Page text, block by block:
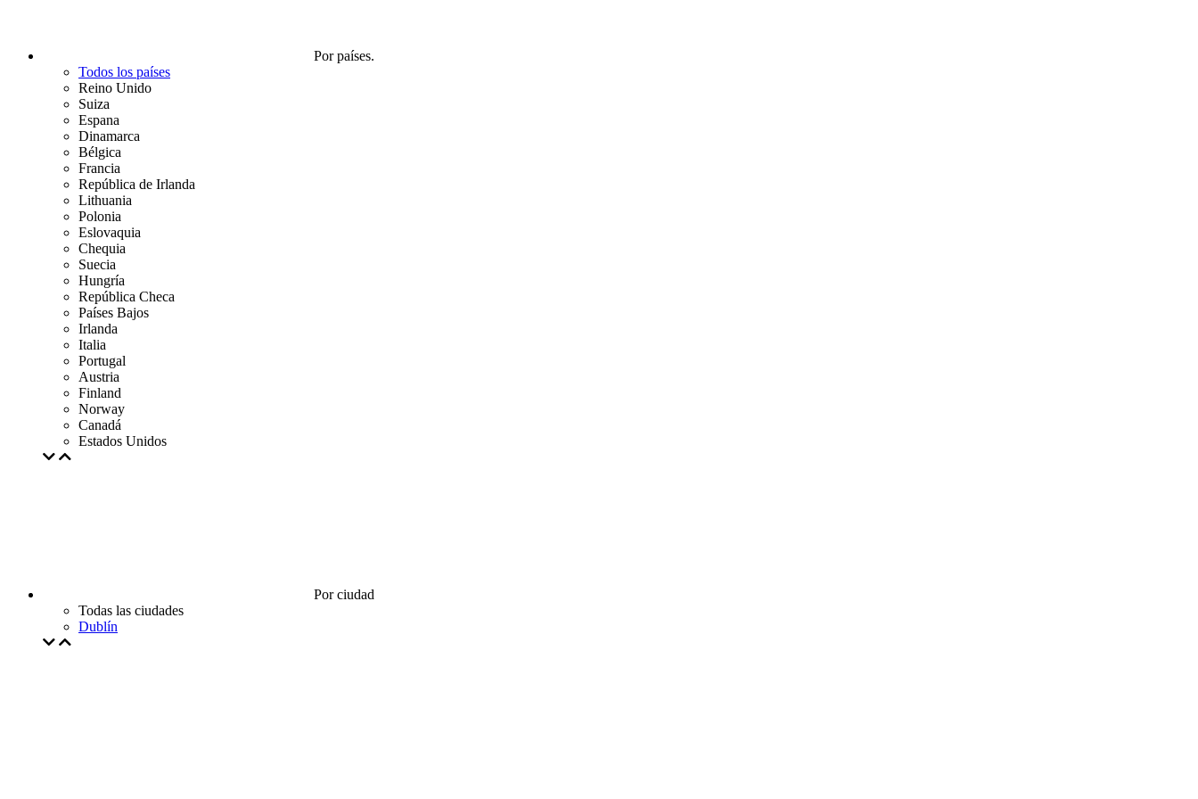
Por países.
Todos los países
Reino Unido
Suiza
Espana
Dinamarca
Bélgica
Francia
República de Irlanda
Lithuania
Polonia
Eslovaquia
Chequia
Suecia
Hungría
República Checa
Países Bajos
Irlanda
Italia
Portugal
Austria
Finland
Norway
Canadá
Estados Unidos
Por ciudad
Todas las ciudades
Dublín